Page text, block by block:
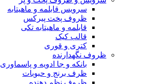
سرویس قابلمه و ماهیتابه
ظروف پخت پیرکس
قابلمه و ماهیتابه تکی
قالب کیک
کتری و قوری
ظروف نگهدارنده
بانکه و جا ادویه و پاسماوری
ظرف برنج و حبوبات